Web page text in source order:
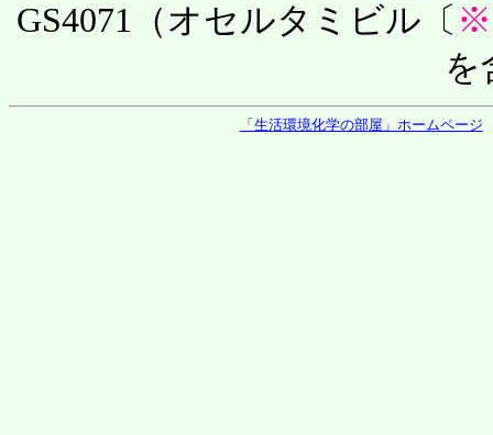
GS4071（オセルタミビル〔 ※
を
「生活環境化学の部屋」ホームページ